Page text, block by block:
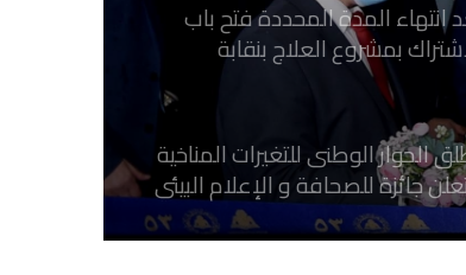
الحوار الوطنى للتغيرات المناخية
وتعلن جائزة للصحافة و الإعلام ‎البيئي
عن التغيرات المناخية
الصحفيين العراقيين تستقبل طلبة
الإعلام بجامعة المستقبل في بابل